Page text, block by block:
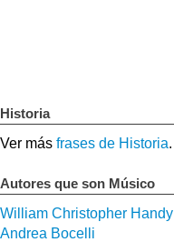
Historia
Ver más frases de Historia.
Autores que son Músico
William Christopher Handy
Andrea Bocelli